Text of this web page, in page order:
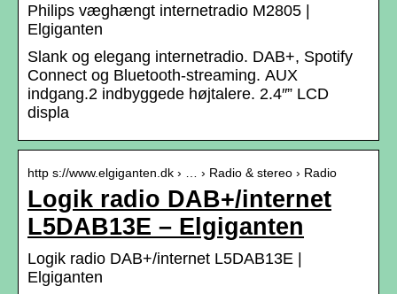
Philips væghængt internetradio M2805 |
Elgiganten
Slank og elegang internetradio. DAB+, Spotify
Connect og Bluetooth-streaming. AUX
indgang.2 indbyggede højtalere. 2.4″” LCD
displa
http s://www.elgiganten.dk › … › Radio & stereo › Radio
Logik radio DAB+/internet
L5DAB13E – Elgiganten
Logik radio DAB+/internet L5DAB13E |
Elgiganten